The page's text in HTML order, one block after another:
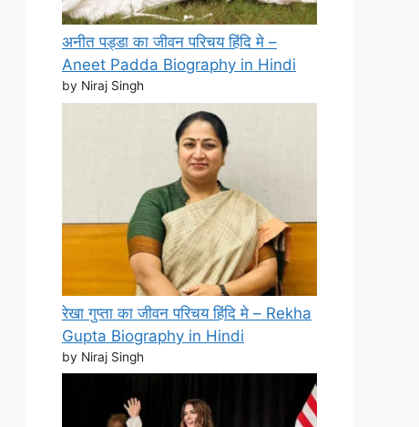
अनीत पड्डा का जीवन परिचय हिंदि मे –
Aneet Padda Biography in Hindi
by Niraj Singh
रेखा गुप्ता का जीवन परिचय हिंदि मे – Rekha
Gupta Biography in Hindi
by Niraj Singh